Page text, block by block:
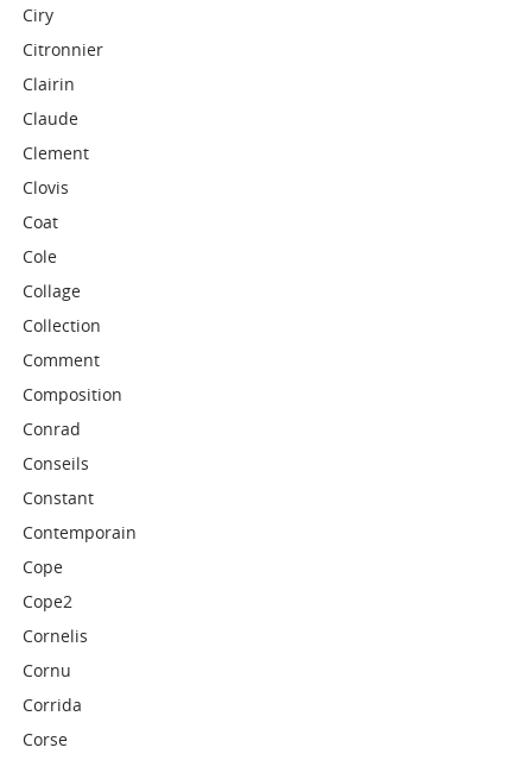
Ciry
Citronnier
Clairin
Claude
Clement
Clovis
Coat
Cole
Collage
Collection
Comment
Composition
Conrad
Conseils
Constant
Contemporain
Cope
Cope2
Cornelis
Cornu
Corrida
Corse